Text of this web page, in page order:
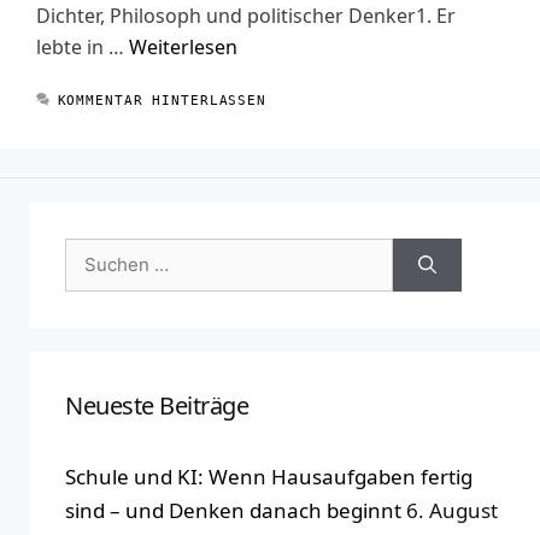
Dichter, Philosoph und politischer Denker1. Er
lebte in … Weiterlesen
KOMMENTAR HINTERLASSEN
Suchen
nach:
Neueste Beiträge
Schule und KI: Wenn Hausaufgaben fertig
sind – und Denken danach beginnt 6. August